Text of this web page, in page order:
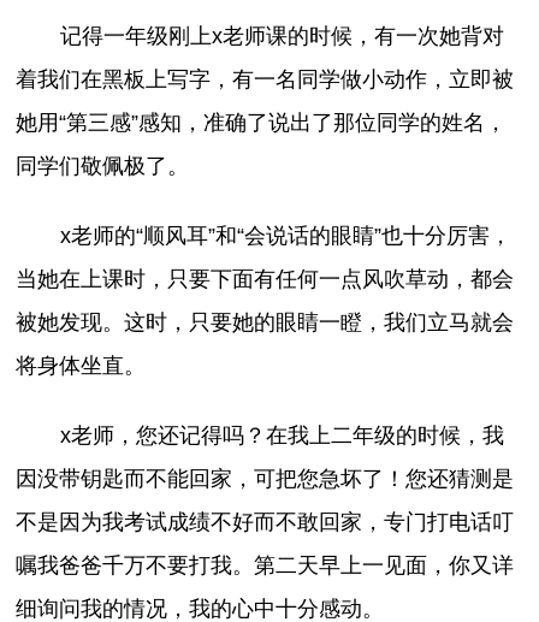
记得一年级刚上x老师课的时候，有一次她背对
着我们在黑板上写字，有一名同学做小动作，立即被
她用“第三感”感知，准确了说出了那位同学的姓名，
同学们敬佩极了。
x老师的“顺风耳”和“会说话的眼睛”也十分厉害，
当她在上课时，只要下面有任何一点风吹草动，都会
被她发现。这时，只要她的眼睛一瞪，我们立马就会
将身体坐直。
x老师，您还记得吗？在我上二年级的时候，我
因没带钥匙而不能回家，可把您急坏了！您还猜测是
不是因为我考试成绩不好而不敢回家，专门打电话叮
嘱我爸爸千万不要打我。第二天早上一见面，你又详
细询问我的情况，我的心中十分感动。